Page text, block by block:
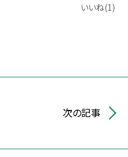
いいね(1)
次の記事